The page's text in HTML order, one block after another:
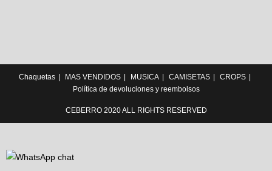
Chaquetas MAS VENDIDOS MUSICA CAMISETAS
CROPS
Política de devoluciones y reembolsos
CEBERRO 2020 ALL RIGHTS RESERVED